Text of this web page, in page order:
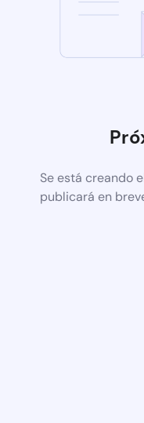
Se está creando
publicará en